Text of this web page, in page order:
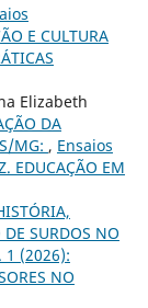
E CULTURA
Elizabeth
DA
MG: , Ensaios
EDUCAÇÃO EM
SURDOS NO
1 (2026):
NO